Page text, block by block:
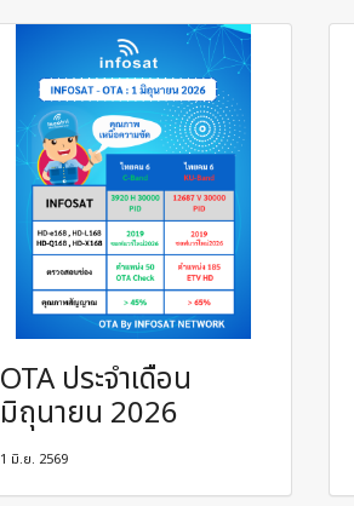
OTA ประจำเดือน
มิถุนายน 2026
1 มิ.ย. 2569